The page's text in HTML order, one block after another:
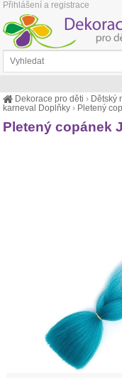
Dekorace pro děti › Dětský
karneval Doplňky › Pletený
Pletený copánek
Přihlášení a registrace